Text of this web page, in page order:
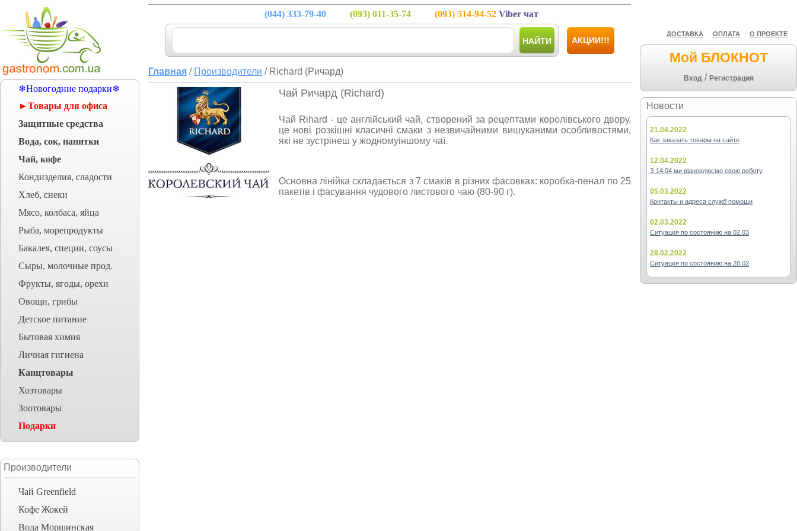
❄Новогодние подарки❄
►Товары для офиса
Защитные средства
Вода, сок, напитки
Чай, кофе
Кондизделия, сладости
Хлеб, снеки
Мясо, колбаса, яйца
Рыба, морепродукты
Бакалея, специи, соусы
Сыры, молочные прод.
Фрукты, ягоды, орехи
Овощи, грибы
Детское питание
Бытовая химия
Личная гигиена
Канцтовары
Хозтовары
Зоотовары
Подарки
Производители
Чай Greenfield
Кофе Жокей
Вода Моршинская
ДОСТАВКА ОПЛАТА О ПРОЕКТЕ
Мой БЛОКНОТ
Вход / Регистрация
Новости
21.04.2022
Как заказать товары на сайте
12.04.2022
З 14.04 ми відновлюємо свою роботу
05.03.2022
Контакты и адреса служб помощи
02.03.2022
Ситуация по состоянию на 02.03
28.02.2022
Ситуация по состоянию на 28.02
(044) 333-79-40 (093) 011-35-74 (093) 514-94-52 Viber чат
НАЙТИ АКЦИИ!!!
Главная / Производители / Richard (Ричард)
Чай Ричард (Richard)
Чай Rihard - це англійський чай, створений за рецептами королівського двору,
це нові розкішні класичні смаки з незвичайними вишуканими особливостями,
які не зустрінеш у жодномуіншому чаї.
Основна лінійка складається з 7 смаків в різних фасовках: коробка-пенал по 25
пакетів і фасування чудового листового чаю (80-90 г).